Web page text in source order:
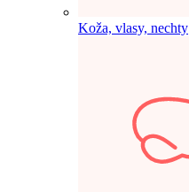
Koža, vlasy, nechty